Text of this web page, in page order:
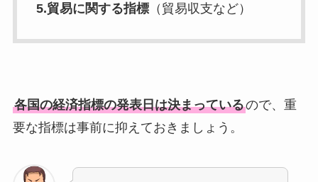
5.貿易に関する指標（貿易収支など）
各国の経済指標の発表日は決まっているので、重
要な指標は事前に抑えておきましょう。